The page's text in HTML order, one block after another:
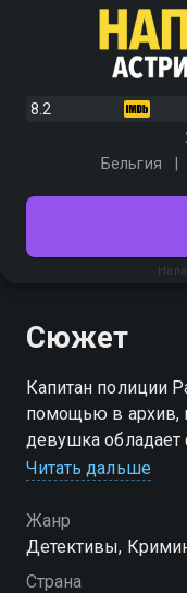
8.2
Бельгия
Сюжет
Капитан полиции
помощью в архив,
девушка
отличие от
расследуют самые
Читать дальше
Жанр
Детективы,
Страна